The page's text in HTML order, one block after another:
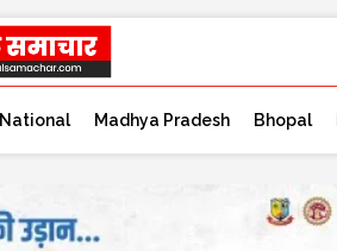
National Madhya Pradesh Bhopal